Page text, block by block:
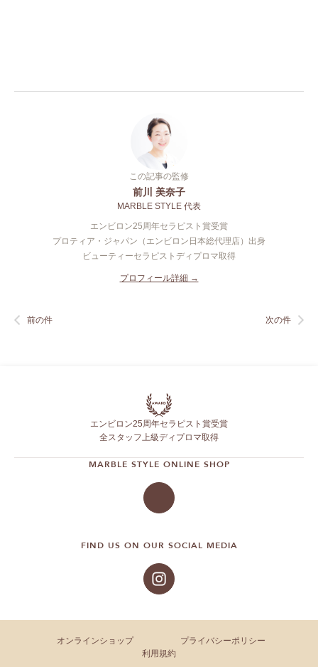
この記事の監修
前川 美奈子
MARBLE STYLE 代表
エンビロン25周年セラピスト賞受賞
プロティア・ジャパン（エンビロン日本総代理店）出身
ビューティーセラピストディプロマ取得
プロフィール詳細 →
前の件 次の件
エンビロン25周年セラピスト賞受賞
全スタッフ上級ディプロマ取得
MARBLE STYLE ONLINE SHOP
FIND US ON OUR SOCIAL MEDIA
オンラインショップ
プライバシーポリシー
利用規約